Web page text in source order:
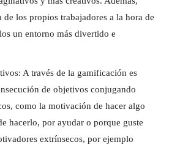
los propios trabajadores a la hora de
un entorno más divertido e
A través de la gamificación es
de objetivos conjugando
como la motivación de hacer algo
hacerlo, por ayudar o porque guste
extrínsecos, por ejemplo